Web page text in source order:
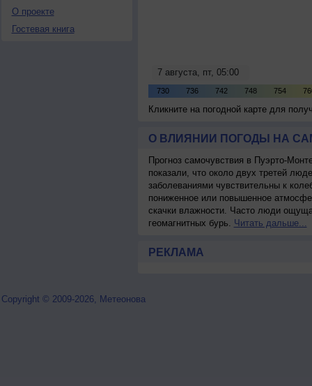
О проекте
Гостевая книга
Кликните на погодной карте для
О ВЛИЯНИИ ПОГОДЫ НА
Прогноз самочувствия в Пуэрто-
показали, что около двух третей
заболеваниями чувствительны к
пониженное или повышенное
скачки влажности. Часто люди
геомагнитных бурь. Читать дальше...
РЕКЛАМА
Copyright © 2009-2026, Метеонова